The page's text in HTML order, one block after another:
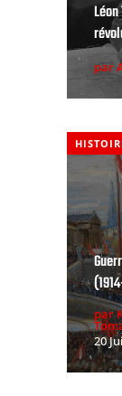
par
par
20